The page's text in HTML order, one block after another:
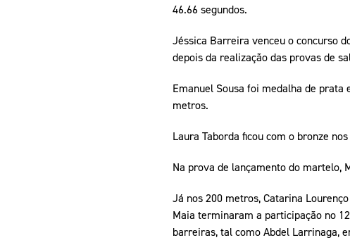
46.66 segundos.
Jéssica Barreira venceu o concurso
depois da realização das provas de
Emanuel Sousa foi medalha de prata
metros.
Laura Taborda ficou com o bronze
Na prova de lançamento do martelo,
Já nos 200 metros, Catarina
Maia terminaram a participação no
barreiras, tal como Abdel Larrinaga,